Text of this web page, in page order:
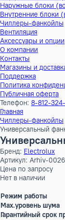
Наружные блоки
Внутренние блоки
Наружные блоки
Внутренние блоки
Чиллеры-
Вентиляция
Аксессуары и
О компании
Контакты
Магазины и
Поддержка
Политика
Публичная оферта
Телефон:8-812-
Главная
Чиллеры-
Универсальный
Бренд:Electrolux
Артикул: Arhiv-
Цена по запросу